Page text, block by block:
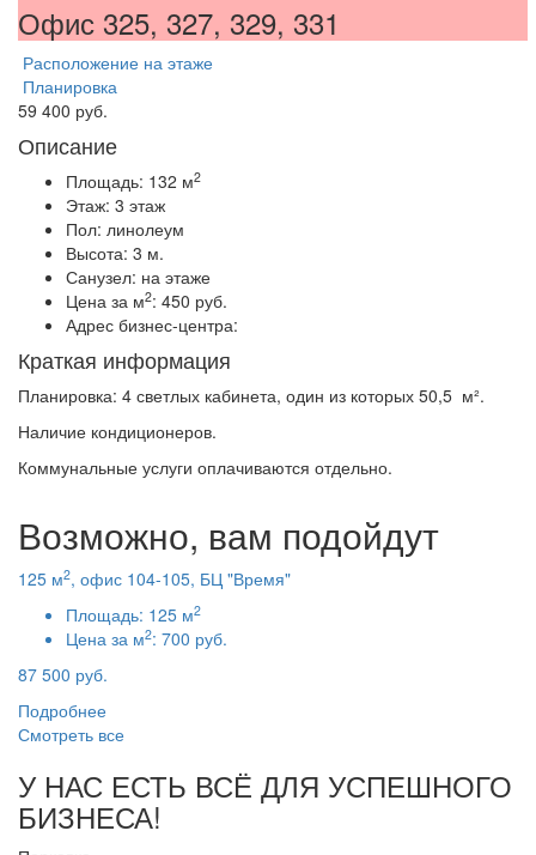
Офис 325, 327, 329, 331
Расположение на этаже
Планировка
59 400 руб.
Описание
Площадь: 132 м2
Этаж: 3 этаж
Пол: линолеум
Высота: 3 м.
Санузел: на этаже
Цена за м2: 450 руб.
Адрес бизнес-центра:
Краткая информация
Планировка: 4 светлых кабинета, один из которых 50,5 м².
Наличие кондиционеров.
Коммунальные услуги оплачиваются отдельно.
Возможно, вам подойдут
125 м2, офис 104-105, БЦ "Время"
Площадь: 125 м2
Цена за м2: 700 руб.
87 500 руб.
Подробнее
Смотреть все
У НАС ЕСТЬ ВСЁ ДЛЯ УСПЕШНОГО
БИЗНЕСА!